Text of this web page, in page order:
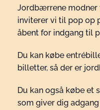
Jordbærrene modner
inviterer vi til pop op
åbent for indgang til
Du kan købe
billetter, så der er
Du kan også købe et
som giver dig